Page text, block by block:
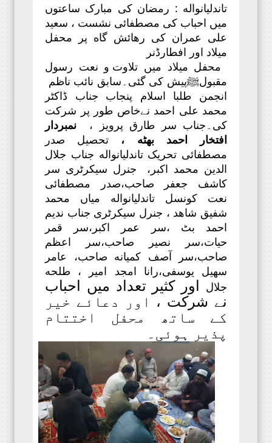
تاندلیانواله : رمضان کی مبارک ساعتوں
میں احباب کی مصطفائی نشست ، سعید
علی عمران کی رهائش گاه پر محفل
میلاد اور افطار ڈنر
محفل میلاد میں تلاوت و نعت رسول
مقبولﷺپیش کی گئی۔سابق نائب ناظم
انجمن طلبا اسلام پنجاب جناب ڈاکٹر
محمد علی احمد نےخاص طور پر شرکت
کی۔جناب سر طارق پرویز ، نمبردار
افتخار احمد بھٹه ، تحصیل صدر
مصطفائی تحریک تاندلیانواله جناب جلال
الدین محمد اکبر، جنرل سیکرٹری سر
کاشف جعفر صاحب،صدر مصطفائی
نعت کونسل تاندلیانواله میاں محمد
شفیق شاهد ، جنرل سیکرٹری جناب ندیم
احمد بٹ ،سر عمر اکبر،سر قمر
حیات،سر نصیر صاحب،سر اعظم
صاحب،سر آصف کمیانه صاحب، عامر
سهیل یوسفی،رانا امجد امیر ، طلحه
جلال اور کثیر تعداد میں احباب
نے شرکت ، اور دعائے خیر
کے ساتھ محفل اختتام
پذیر ہو ئی۔